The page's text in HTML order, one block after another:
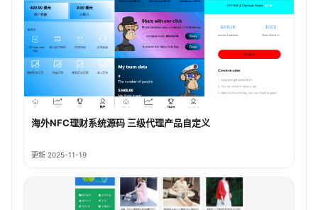
海外NFC理财系统源码 三级代理产品自定义
更新 2025-11-19